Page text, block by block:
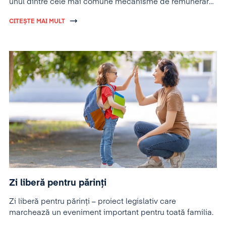
unul dintre cele mai comune mecanisme de remunerare
CITEȘTE MAI MULT
Zi liberă pentru părinți
Zi liberă pentru părinți – proiect legislativ care
marchează un eveniment important pentru toată familia.